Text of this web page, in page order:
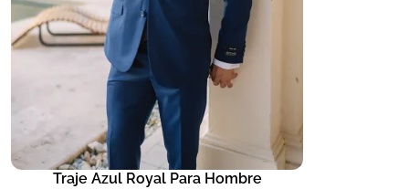
Traje Azul Royal Para Hombre